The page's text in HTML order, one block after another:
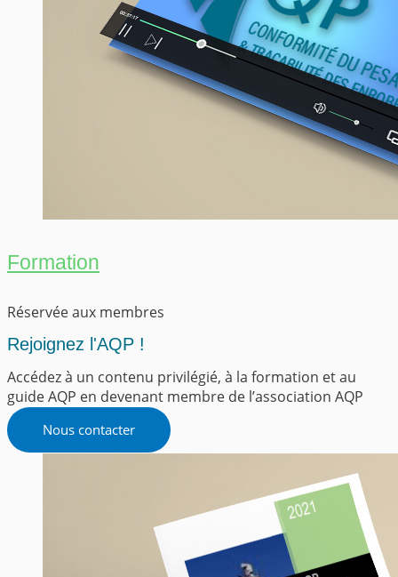
Formation
Réservée aux membres
Rejoignez l'AQP !
Accédez à un contenu privilégié, à la formation et au
guide AQP en devenant membre de l’association AQP
Nous contacter